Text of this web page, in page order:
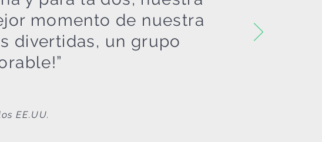
momento de nuestra
divertidas, un grupo
”
EE.UU.